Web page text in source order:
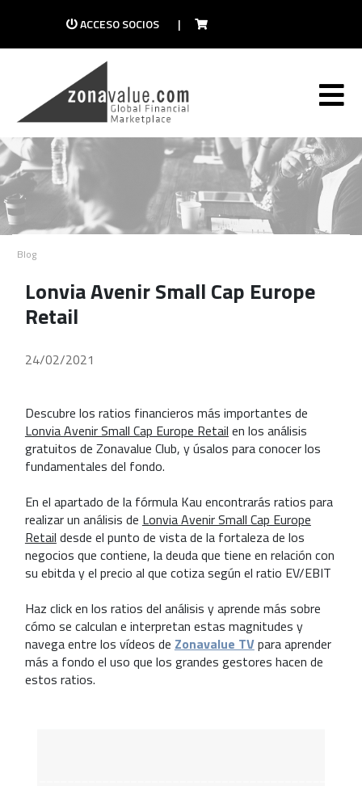
ACCESO SOCIOS |
Blog
Lonvia Avenir Small Cap Europe
Retail
24/02/2021
Descubre los ratios financieros más importantes de
Lonvia Avenir Small Cap Europe Retail en los análisis
gratuitos de Zonavalue Club, y úsalos para conocer los
fundamentales del fondo.
En el apartado de la fórmula Kau encontrarás ratios para
realizar un análisis de Lonvia Avenir Small Cap Europe
Retail desde el punto de vista de la fortaleza de los
negocios que contiene, la deuda que tiene en relación con
su ebitda y el precio al que cotiza según el ratio EV/EBIT
Haz click en los ratios del análisis y aprende más sobre
cómo se calculan e interpretan estas magnitudes y
navega entre los vídeos de Zonavalue TVpara aprender
más a fondo el uso que los grandes gestores hacen de
estos ratios.